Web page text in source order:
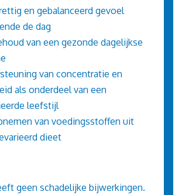
en gebalanceerd gevoel
de dag
van een gezonde dagelijkse
van concentratie en
als onderdeel van een
leefstijl
van voedingsstoffen uit
dieet
geen schadelijke bijwerkingen.